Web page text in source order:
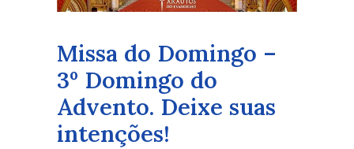
Missa do Domingo –
3º Domingo do
Advento. Deixe suas
intenções!